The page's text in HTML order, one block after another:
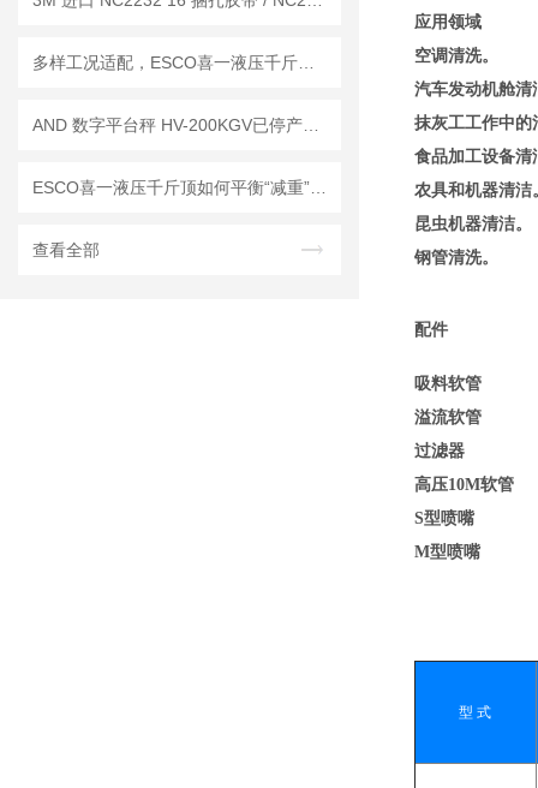
查看全部
应用领域
空调清洗。
汽车发动机舱清
抹灰工工作中的
食品加工设备清
农具和机器清洁
昆虫机器清洁。
钢管清洗。
配件
吸料软管
溢流软管
过滤器
高压10M软管
S型喷嘴
M型喷嘴
型 式